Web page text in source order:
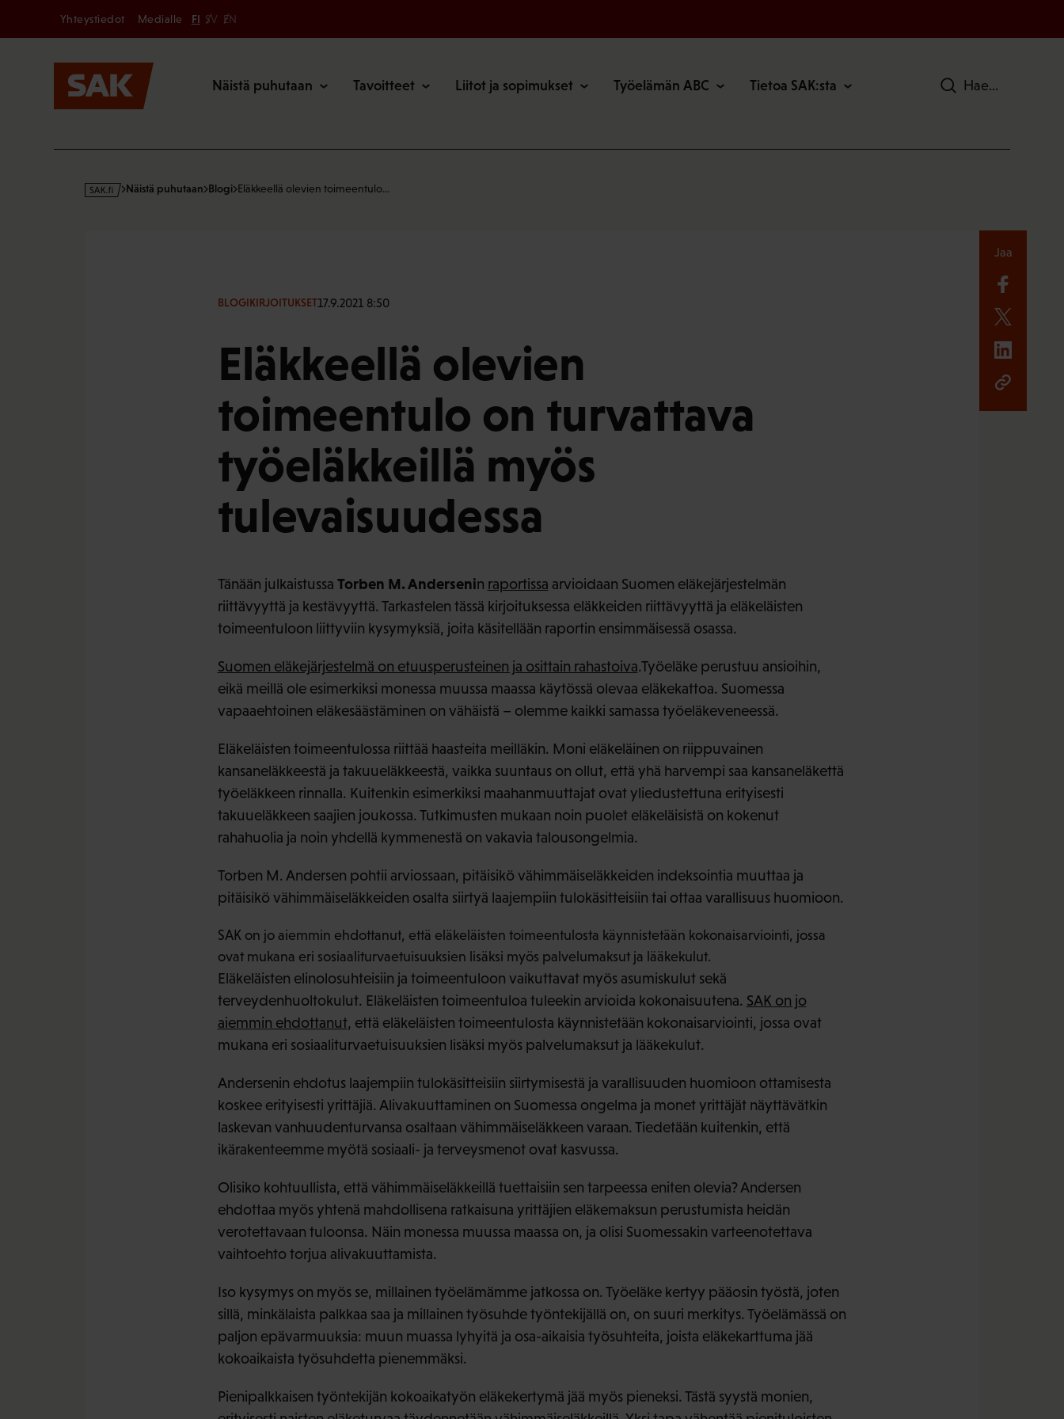
Secondary
Yhteystiedot Medialle FI SV EN
Näistä puhutaan Tavoitteet Liitot ja sopimukset Työelämän ABC Tietoa SAK:sta Hae
s
Näistä puhutaan Blogi Eläkkeellä olevien toimeentulo…
BLOGIKIRJOITUKSET17.9.2021 8:50
Eläkkeellä olevien
toimeentulo on turvattava
työeläkkeillä myös
tulevaisuudessa
Tänään julkaistussa Torben M. Andersenin raportissa arvioidaan Suomen eläkejärjestelmän
riittävyyttä ja kestävyyttä. Tarkastelen tässä kirjoituksessa eläkkeiden riittävyyttä ja eläkeläisten
toimeentuloon liittyviin kysymyksiä, joita käsitellään raportin ensimmäisessä osassa.
Suomen eläkejärjestelmä on etuusperusteinen ja osittain rahastoiva.Työeläke perustuu ansioihin,
eikä meillä ole esimerkiksi monessa muussa maassa käytössä olevaa eläkekattoa. Suomessa
vapaaehtoinen eläkesäästäminen on vähäistä – olemme kaikki samassa työeläkeveneessä.
Eläkeläisten toimeentulossa riittää haasteita meilläkin. Moni eläkeläinen on riippuvainen
kansaneläkkeestä ja takuueläkkeestä, vaikka suuntaus on ollut, että yhä harvempi saa kansaneläkettä
työeläkkeen rinnalla. Kuitenkin esimerkiksi maahanmuuttajat ovat yliedustettuna erityisesti
takuueläkkeen saajien joukossa. Tutkimusten mukaan noin puolet eläkeläisistä on kokenut
rahahuolia ja noin yhdellä kymmenestä on vakavia talousongelmia.
Torben M. Andersen pohtii arviossaan, pitäisikö vähimmäiseläkkeiden indeksointia muuttaa ja
pitäisikö vähimmäiseläkkeiden osalta siirtyä laajempiin tulokäsitteisiin tai ottaa varallisuus huomioon.
SAK on jo aiemmin ehdottanut, että eläkeläisten toimeentulosta käynnistetään kokonaisarviointi, jossa
ovat mukana eri sosiaaliturvaetuisuuksien lisäksi myös palvelumaksut ja lääkekulut.
Eläkeläisten elinolosuhteisiin ja toimeentuloon vaikuttavat myös asumiskulut sekä
terveydenhuoltokulut. Eläkeläisten toimeentuloa tuleekin arvioida kokonaisuutena. SAK on jo
aiemmin ehdottanut, että eläkeläisten toimeentulosta käynnistetään kokonaisarviointi, jossa ovat
mukana eri sosiaaliturvaetuisuuksien lisäksi myös palvelumaksut ja lääkekulut.
Andersenin ehdotus laajempiin tulokäsitteisiin siirtymisestä ja varallisuuden huomioon ottamisesta
koskee erityisesti yrittäjiä. Alivakuuttaminen on Suomessa ongelma ja monet yrittäjät näyttävätkin
laskevan vanhuudenturvansa osaltaan vähimmäiseläkkeen varaan. Tiedetään kuitenkin, että
ikärakenteemme myötä sosiaali- ja terveysmenot ovat kasvussa.
Olisiko kohtuullista, että vähimmäiseläkkeillä tuettaisiin sen tarpeessa eniten olevia? Andersen
ehdottaa myös yhtenä mahdollisena ratkaisuna yrittäjien eläkemaksun perustumista heidän
verotettavaan tuloonsa. Näin monessa muussa maassa on, ja olisi Suomessakin varteenotettava
vaihtoehto torjua alivakuuttamista.
Iso kysymys on myös se, millainen työelämämme jatkossa on. Työeläke kertyy pääosin työstä, joten
sillä, minkälaista palkkaa saa ja millainen työsuhde työntekijällä on, on suuri merkitys. Työelämässä on
paljon epävarmuuksia: muun muassa lyhyitä ja osa-aikaisia työsuhteita, joista eläkekarttuma jää
kokoaikaista työsuhdetta pienemmäksi.
Pienipalkkaisen työntekijän kokoaikatyön eläkekertymä jää myös pieneksi. Tästä syystä monien,
Jaa